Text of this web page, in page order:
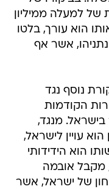
של למעלה ממיליון
הוא עורך, בלטו
אשר אף
נוסף נגד
הקודמות
מנגד,
עויין לישראל,
הוא הידידותי
מקבל אובמה
של ישראל, אשר